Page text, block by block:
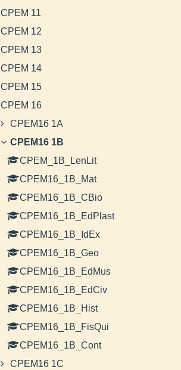
CPEM 11
CPEM 12
CPEM 13
CPEM 14
CPEM 15
CPEM 16
CPEM16 1A
CPEM16 1B
CPEM_1B_LenLit
CPEM16_1B_Mat
CPEM16_1B_CBio
CPEM16_1B_EdPlast
CPEM16_1B_IdEx
CPEM16_1B_Geo
CPEM16_1B_EdMus
CPEM16_1B_EdCiv
CPEM16_1B_Hist
CPEM16_1B_FisQui
CPEM16_1B_Cont
CPEM16 1C